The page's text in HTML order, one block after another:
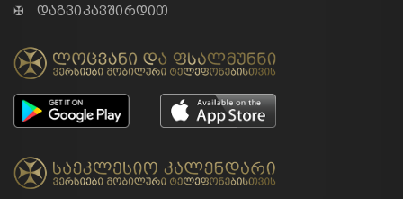
✠ დაგვიკავშირდით